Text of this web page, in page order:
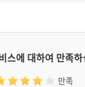
스에 대하여 만족
만족